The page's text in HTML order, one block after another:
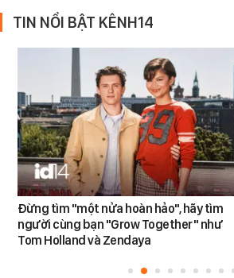
TIN NỔI BẬT KÊNH14
Đừng tìm "một nửa hoàn hảo", hãy tìm
người cùng bạn "Grow Together" như
Tom Holland và Zendaya